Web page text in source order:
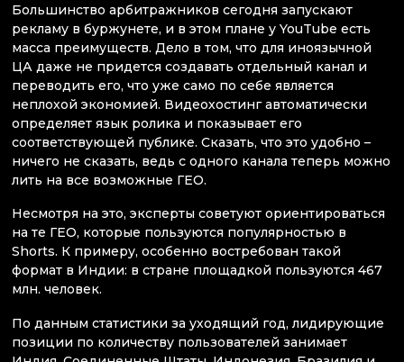
Большинство арбитражников сегодня запускают
рекламу в буржунете, и в этом плане у YouTube есть
масса преимуществ. Дело в том, что для иноязычной
ЦА даже не придется создавать отдельный канал и
переводить его, что уже само по себе является
неплохой экономией. Видеохостинг автоматически
определяет язык ролика и показывает его
соответствующей публике. Сказать, что это удобно –
ничего не сказать, ведь с одного канала теперь можно
лить на все возможные ГЕО.
Несмотря на это, эксперты советуют ориентироваться
на те ГЕО, которые пользуются популярностью в
Shorts. К примеру, особенно востребован такой
формат в Индии: в стране площадкой пользуются 467
млн. человек.
По данным статистики за уходящий год, лидирующие
позиции по количеству пользователей занимает